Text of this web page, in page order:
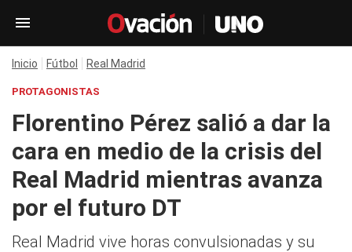
Inicio Fútbol Real Madrid
PROTAGONISTAS
Florentino Pérez salió a dar la
cara en medio de la crisis del
Real Madrid mientras avanza
por el futuro DT
Real Madrid vive horas convulsionadas y su